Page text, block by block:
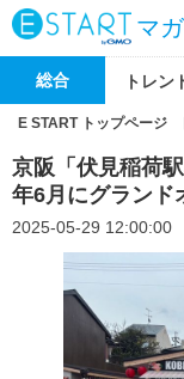
マ
総合 トレン
E START トップページ
京阪「伏見稲荷
年6月にグランド
2025-05-29 12:00:00